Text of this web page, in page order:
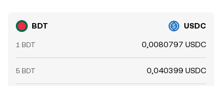
BDT USDC
1 BDT 0,0080797 USDC
5 BDT 0,040399 USDC